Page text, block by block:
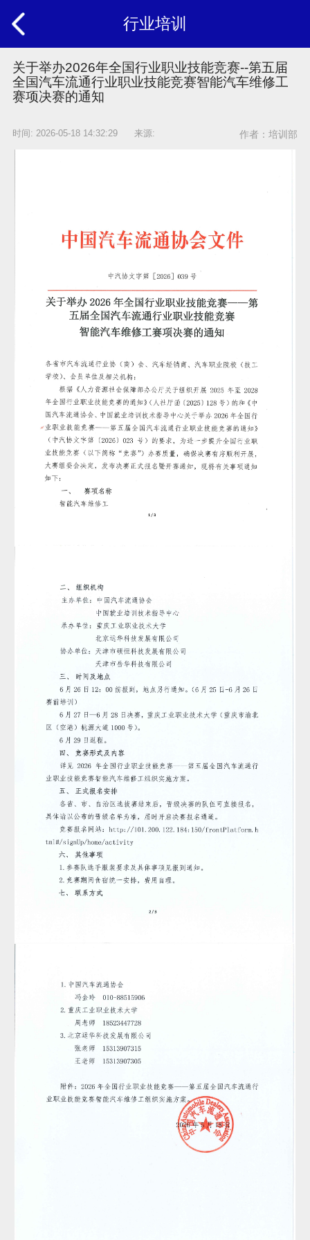
行业培训
关于举办2026年全国行业职业技能竞赛--第五届
全国汽车流通行业职业技能竞赛智能汽车维修工
赛项决赛的通知
时间: 2026-05-18 14:32:29 来源: 作者：培训部